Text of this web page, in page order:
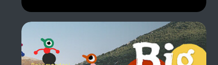
Post Comment